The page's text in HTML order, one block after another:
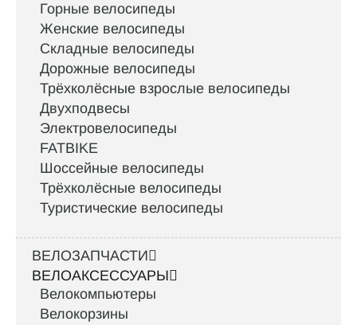
Горные велосипеды
Женские велосипеды
Складные велосипеды
Дорожные велосипеды
Трёхколёсные взрослые велосипеды
Двухподвесы
Электровелосипеды
FATBIKE
Шоссейные велосипеды
Трёхколёсные велосипеды
Туристические велосипеды
ВЕЛОЗАПЧАСТИ
ВЕЛОАКСЕССУАРЫ
Велокомпьютеры
Велокорзины